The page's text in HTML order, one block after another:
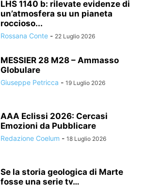
LHS 1140 b: rilevate evidenze di
un’atmosfera su un pianeta
roccioso...
Rossana Conte - 22 Luglio 2026
MESSIER 28 M28 – Ammasso
Globulare
Giuseppe Petricca - 19 Luglio 2026
AAA Eclissi 2026: Cercasi
Emozioni da Pubblicare
Redazione Coelum - 18 Luglio 2026
Se la storia geologica di Marte
fosse una serie tv…